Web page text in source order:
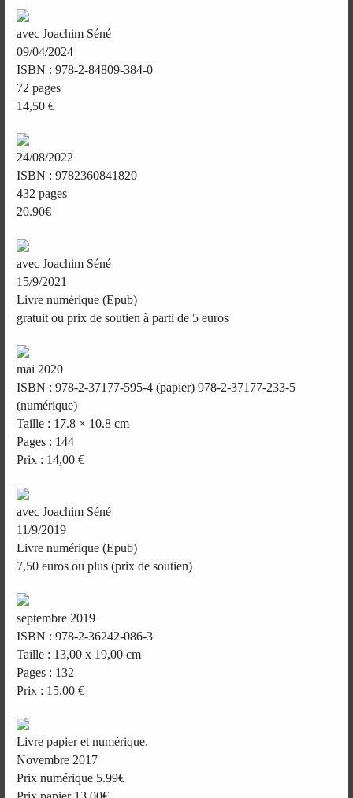
avec Joachim Séné
09/04/2024
ISBN : 978-2-84809-384-0
72 pages
14,50 €
24/08/2022
ISBN : 9782360841820
432 pages
20.90€
avec Joachim Séné
15/9/2021
Livre numérique (Epub)
gratuit ou prix de soutien à parti de 5 euros
mai 2020
ISBN : 978-2-37177-595-4 (papier) 978-2-37177-233-5
(numérique)
Taille : 17.8 × 10.8 cm
Pages : 144
Prix : 14,00 €
avec Joachim Séné
11/9/2019
Livre numérique (Epub)
7,50 euros ou plus (prix de soutien)
septembre 2019
ISBN : 978-2-36242-086-3
Taille : 13,00 x 19,00 cm
Pages : 132
Prix : 15,00 €
Livre papier et numérique.
Novembre 2017
Prix numérique 5.99€